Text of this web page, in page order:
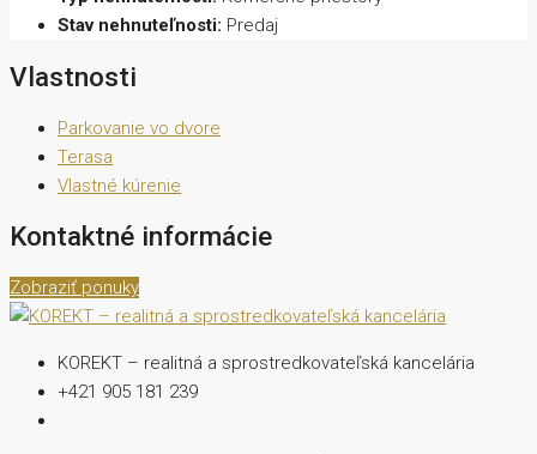
Stav nehnuteľnosti: Predaj
Vlastnosti
Parkovanie vo dvore
Terasa
Vlastné kúrenie
Kontaktné informácie
Zobraziť ponuky
KOREKT – realitná a sprostredkovateľská kancelária
+421 905 181 239